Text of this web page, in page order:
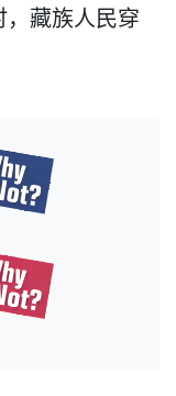
藏族人民穿